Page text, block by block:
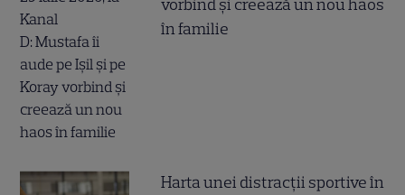
vorbind și creează un nou haos
în familie
Harta unei distracții sportive în